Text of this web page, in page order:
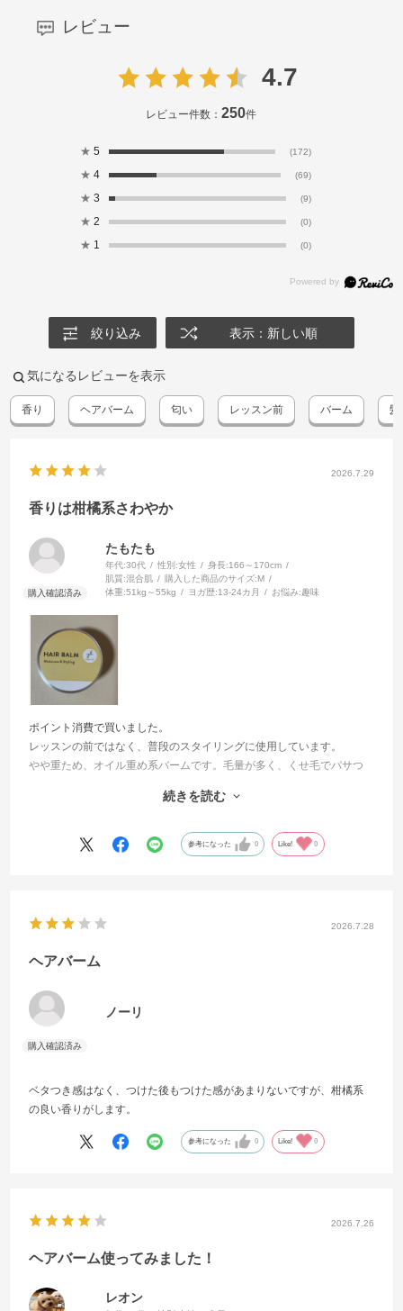
レビュー
4.7
レビュー件数：250件
★ 5 (172)
★ 4 (69)
★ 3 (9)
★ 2 (0)
★ 1 (0)
絞り込み 表示：新しい順
気になるレビューを表示
香り ヘアバーム 匂い レッスン前 バーム 髪
2026.7.29
香りは柑橘系さわやか
たもたも
年代:30代 性別:女性 身長:166～170cm
肌質:混合肌 購入した商品のサイズ:M
体重:51kg～55kg ヨガ歴:13-24カ月 お悩み:趣味
ポイント消費で買いました。
レッスンの前ではなく、普段のスタイリングに使用しています。
やや重ため、オイル重め系バームです。毛量が多く、くせ毛でパサつ
夕方にはややべたつきが目立ちます。
可もなく、不可もなくです。
定価で買うことはないですが、あれば使うぐらいですね。
続きを読む
参考になった 0 Like! 0
2026.7.28
ヘアバーム
ノーリ
ベタつき感はなく、つけた後もつけた感があまりないですが、柑橘系
の良い香りがします。
参考になった 0 Like! 0
2026.7.26
ヘアバーム使ってみました！
レオン